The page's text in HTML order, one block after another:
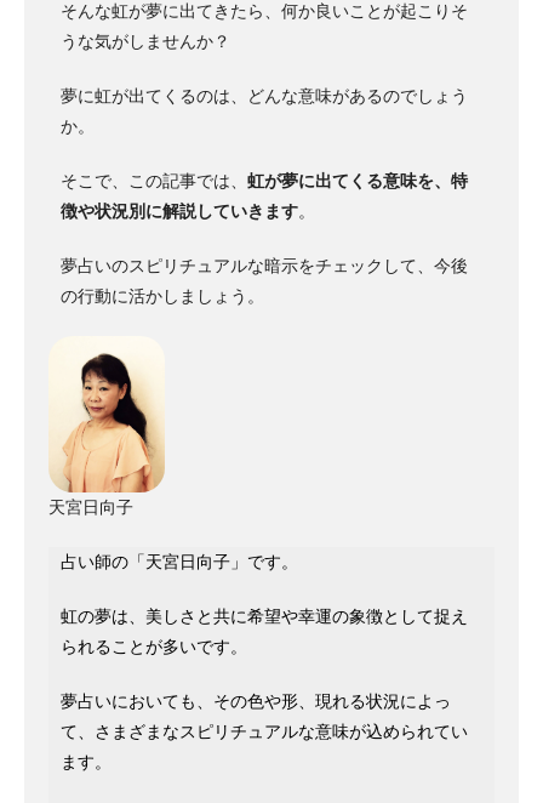
そんな虹が夢に出てきたら、何か良いことが起こりそ
うな気がしませんか？
夢に虹が出てくるのは、どんな意味があるのでしょう
か。
そこで、この記事では、 虹が夢に出てくる意味を、特
徴や状況別に解説していきます。
夢占いのスピリチュアルな暗示をチェックして、今後
の行動に活かしましょう。
天宮日向子
占い師の「天宮日向子」です。
虹の夢は、美しさと共に希望や幸運の象徴として捉え
られることが多いです。
夢占いにおいても、その色や形、現れる状況によっ
て、さまざまなスピリチュアルな意味が込められてい
ます。